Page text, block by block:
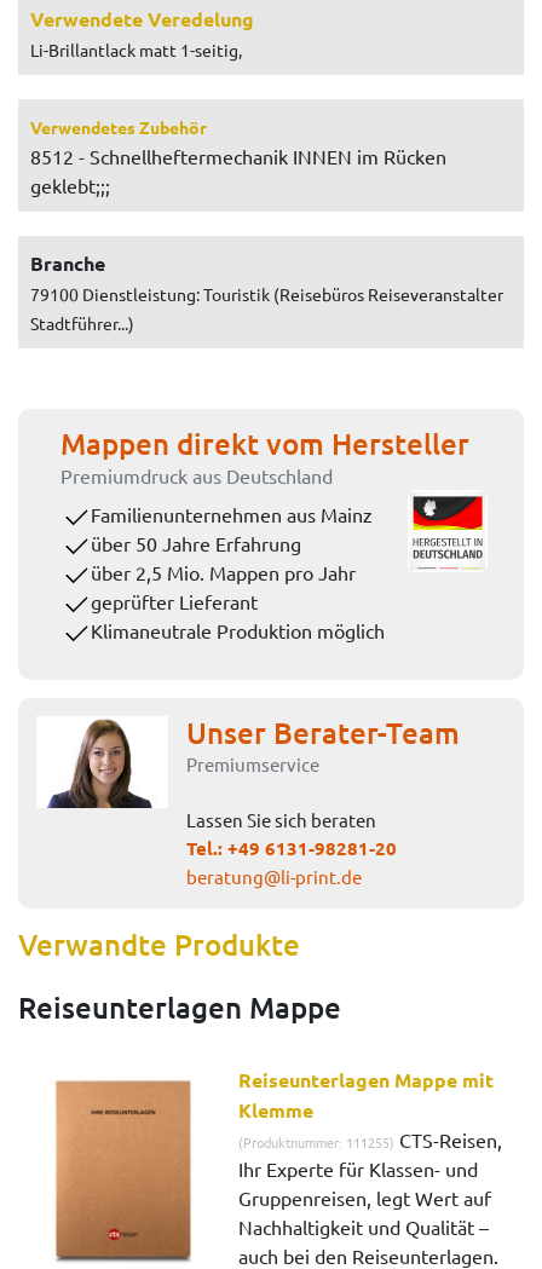
Verwendete Veredelung
Li-Brillantlack matt 1-seitig,
Verwendetes Zubehör
8512 - Schnellheftermechanik INNEN im Rücken
geklebt;;;
Branche
79100 Dienstleistung: Touristik (Reisebüros Reiseveranstalter
Stadtführer...)
Mappen direkt vom Hersteller
Premiumdruck aus Deutschland
Familienunternehmen aus Mainz
über 50 Jahre Erfahrung
über 2,5 Mio. Mappen pro Jahr
geprüfter Lieferant
Klimaneutrale Produktion möglich
Unser Berater-Team
Premiumservice
Lassen Sie sich beraten
Tel.:+49 6131-98281-20
beratung@li-print.de
Verwandte Produkte
Reiseunterlagen Mappe
Reiseunterlagen Mappe mit
Klemme
(Produktnummer: 111255) CTS-Reisen,
Ihr Experte für Klassen- und
Gruppenreisen, legt Wert auf
Nachhaltigkeit und Qualität –
auch bei den Reiseunterlagen.